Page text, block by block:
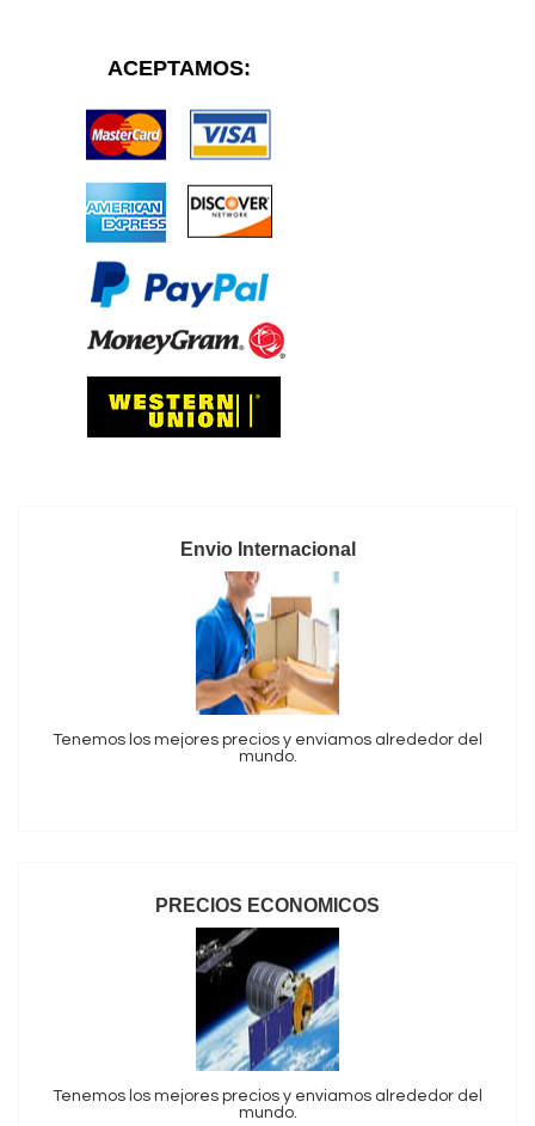
ACEPTAMOS:
Envio Internacional
Tenemos los mejores precios y enviamos alrededor del
mundo.
PRECIOS ECONOMICOS
Tenemos los mejores precios y enviamos alrededor del
mundo.